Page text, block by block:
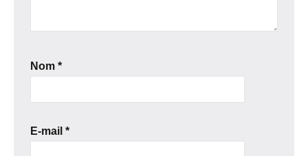
Nom *
E-mail *